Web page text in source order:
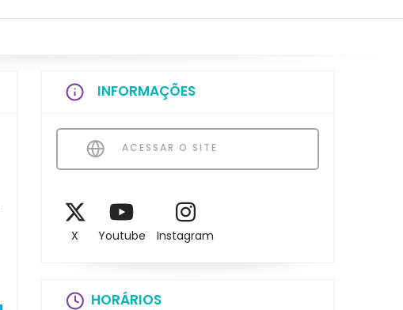
INFORMAÇÕES
ACESSAR O SITE
X Youtube Instagram
HORÁRIOS